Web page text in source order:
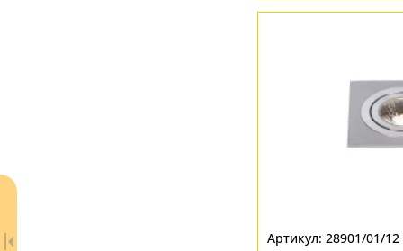
28901/01/12